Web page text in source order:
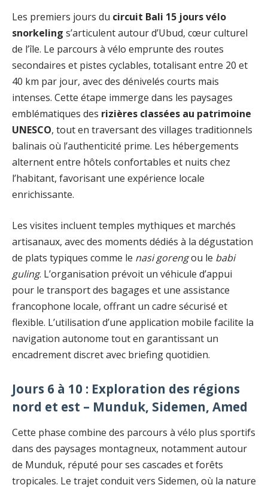
Les premiers jours du circuit Bali 15 jours vélo
snorkeling s’articulent autour d’Ubud, cœur culturel
de l’île. Le parcours à vélo emprunte des routes
secondaires et pistes cyclables, totalisant entre 20 et
40 km par jour, avec des dénivelés courts mais
intenses. Cette étape immerge dans les paysages
emblématiques des rizières classées au patrimoine
UNESCO, tout en traversant des villages traditionnels
balinais où l’authenticité prime. Les hébergements
alternent entre hôtels confortables et nuits chez
l’habitant, favorisant une expérience locale
enrichissante.
Les visites incluent temples mythiques et marchés
artisanaux, avec des moments dédiés à la dégustation
de plats typiques comme le nasi gorengou le babi
guling. L’organisation prévoit un véhicule d’appui
pour le transport des bagages et une assistance
francophone locale, offrant un cadre sécurisé et
flexible. L’utilisation d’une application mobile facilite la
navigation autonome tout en garantissant un
encadrement discret avec briefing quotidien.
Jours 6 à 10 : Exploration des régions
nord et est – Munduk, Sidemen, Amed
Cette phase combine des parcours à vélo plus sportifs
dans des paysages montagneux, notamment autour
de Munduk, réputé pour ses cascades et forêts
tropicales. Le trajet conduit vers Sidemen, où la nature